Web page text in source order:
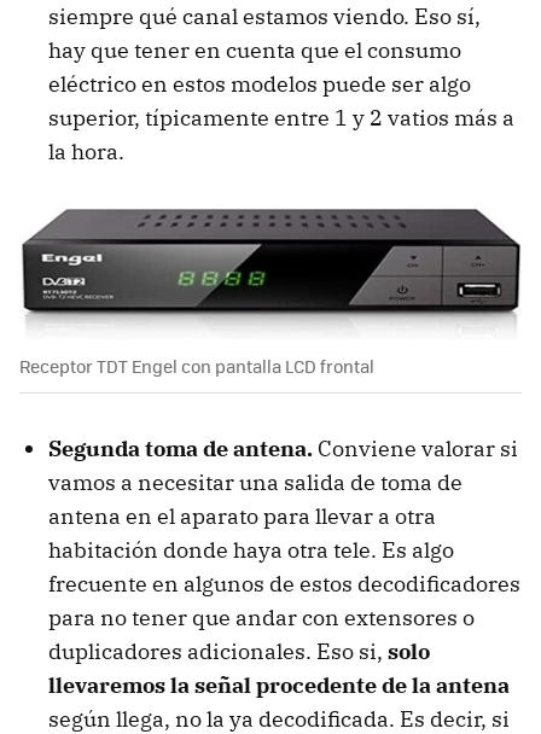
siempre qué canal estamos viendo. Eso sí,
hay que tener en cuenta que el consumo
eléctrico en estos modelos puede ser algo
superior, típicamente entre 1 y 2 vatios más a
la hora.
Receptor TDT Engel con pantalla LCD frontal
Segunda toma de antena. Conviene valorar si
vamos a necesitar una salida de toma de
antena en el aparato para llevar a otra
habitación donde haya otra tele. Es algo
frecuente en algunos de estos decodificadores
para no tener que andar con extensores o
duplicadores adicionales. Eso si, solo
llevaremos la señal procedente de la antena
según llega, no la ya decodificada. Es decir, si